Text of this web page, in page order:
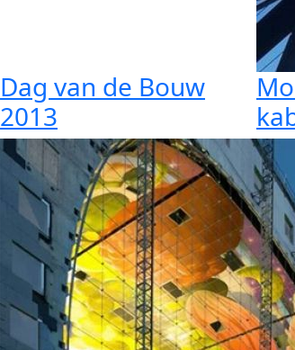
Dag van de Bouw
2013